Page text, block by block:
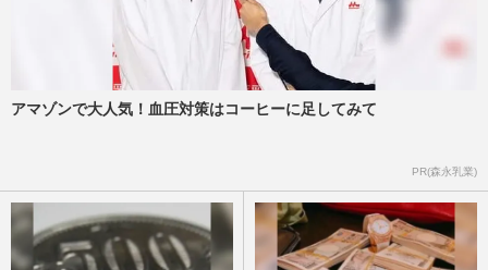
アマゾンで大人気！血圧対策はコーヒーに足してみて
PR(森永乳業)